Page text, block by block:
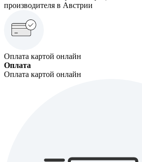
производителя в Австрии
Оплата картой онлайн
Оплата
Оплата картой онлайн